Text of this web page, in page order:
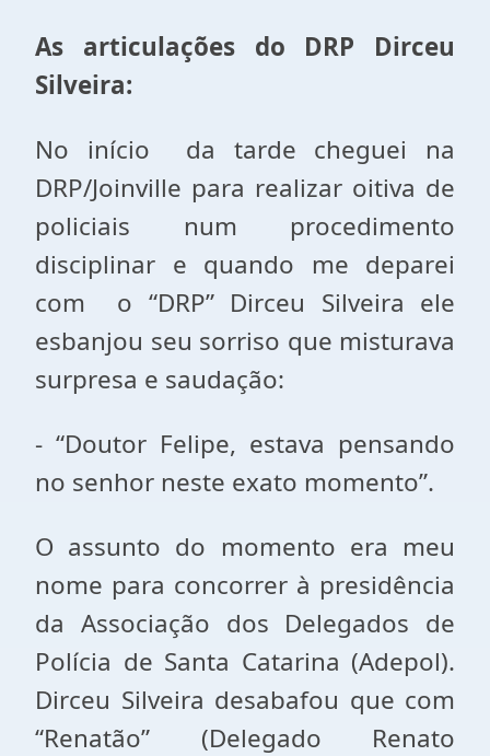
As articulações do DRP Dirceu
Silveira:
No início da tarde cheguei na
DRP/Joinville para realizar oitiva de
policiais num procedimento
disciplinar e quando me deparei
com o “DRP” Dirceu Silveira ele
esbanjou seu sorriso que misturava
surpresa e saudação:
- “Doutor Felipe, estava pensando
no senhor neste exato momento”.
O assunto do momento era meu
nome para concorrer à presidência
da Associação dos Delegados de
Polícia de Santa Catarina (Adepol).
Dirceu Silveira desabafou que com
“Renatão” (Delegado Renato